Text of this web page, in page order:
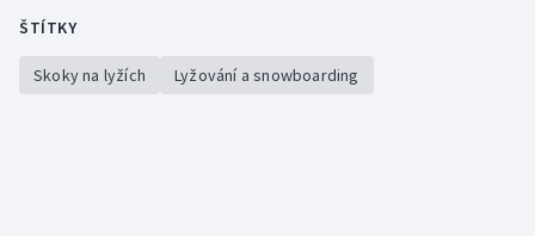
ŠTÍTKY
Skoky na lyžích Lyžování a snowboarding